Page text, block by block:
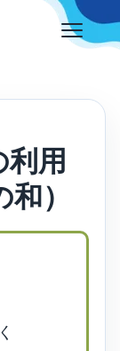
用
）